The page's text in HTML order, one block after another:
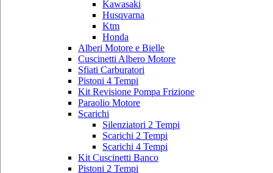
Kawasaki
Husqvarna
Ktm
Honda
Alberi Motore e Bielle
Cuscinetti Albero Motore
Sfiati Carburatori
Pistoni 4 Tempi
Kit Revisione Pompa Frizione
Paraolio Motore
Scarichi
Silenziatori 2 Tempi
Scarichi 2 Tempi
Scarichi 4 Tempi
Kit Cuscinetti Banco
Pistoni 2 Tempi